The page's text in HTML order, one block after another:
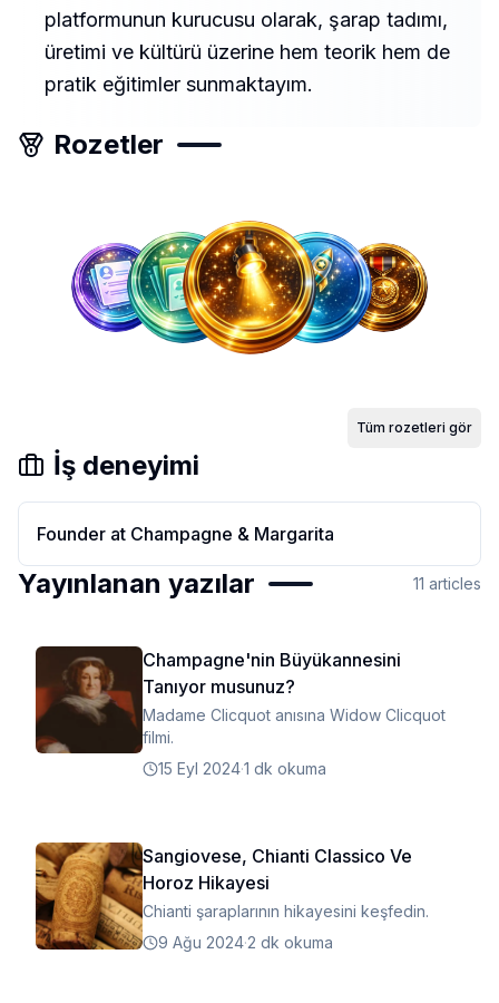
platformunun kurucusu olarak, şarap tadımı,
üretimi ve kültürü üzerine hem teorik hem de
pratik eğitimler sunmaktayım.
Rozetler
Tüm rozetleri gör
İş deneyimi
Founder at Champagne & Margarita
Yayınlanan yazılar 11 articles
Champagne'nin Büyükannesini
Tanıyor musunuz?
Madame Clicquot anısına Widow Clicquot
filmi.
15 Eyl 2024·1 dk okuma
Sangiovese, Chianti Classico Ve
Horoz Hikayesi
Chianti şaraplarının hikayesini keşfedin.
9 Ağu 2024·2 dk okuma